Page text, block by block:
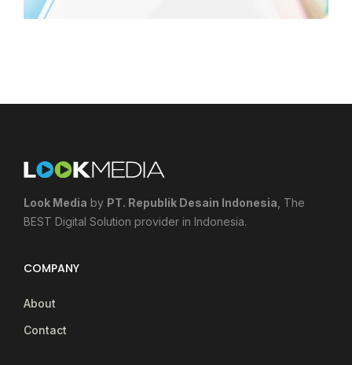
Look Media by PT. Republik Desain Indonesia , The
BEST Digital Solution provider in Indonesia.
COMPANY
About
Contact